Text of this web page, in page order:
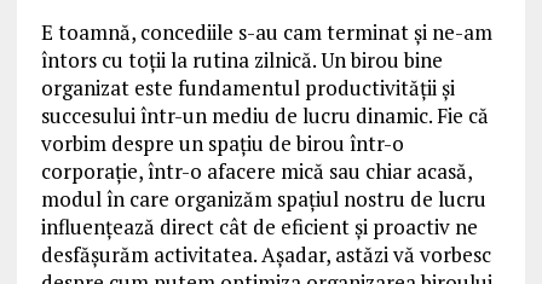
E toamnă, concediile s-au cam terminat și ne-am
întors cu toții la rutina zilnică. Un birou bine
organizat este fundamentul productivității și
succesului într-un mediu de lucru dinamic. Fie că
vorbim despre un spațiu de birou într-o
corporație, într-o afacere mică sau chiar acasă,
modul în care organizăm spațiul nostru de lucru
influențează direct cât de eficient și proactiv ne
desfășurăm activitatea. Așadar, astăzi vă vorbesc